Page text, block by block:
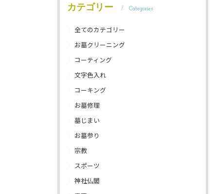
カテゴリー Categories
全てのカテゴリー
お墓クリーニング
コーティング
文字色入れ
コーキング
お墓修理
墓じまい
お墓参り
宗教
スポーツ
神社仏閣